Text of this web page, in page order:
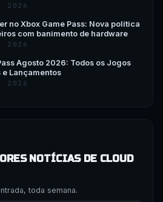
2026
no Xbox Game Pass: Nova política
com banimento de hardware
2026
Agosto 2026: Todos os Jogos
Lançamentos
2026
NOTÍCIAS DE CLOUD
toda semana.